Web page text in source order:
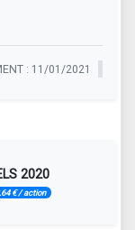
: 11/01/2021
2020
€ / action